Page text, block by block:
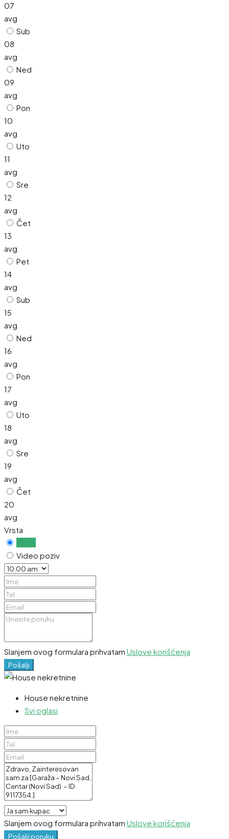
07
avg
Sub
08
avg
Ned
09
avg
Pon
10
avg
Uto
11
avg
Sre
12
avg
Čet
13
avg
Pet
14
avg
Sub
15
avg
Ned
16
avg
Pon
17
avg
Uto
18
avg
Sre
19
avg
Čet
20
avg
Vrsta
Video poziv
Slanjem ovog formulara prihvatam Uslove korišćenja
Pošalji
House nekretnine
Svi oglasi
Slanjem ovog formulara prihvatam Uslove korišćenja
Pošalji poruku